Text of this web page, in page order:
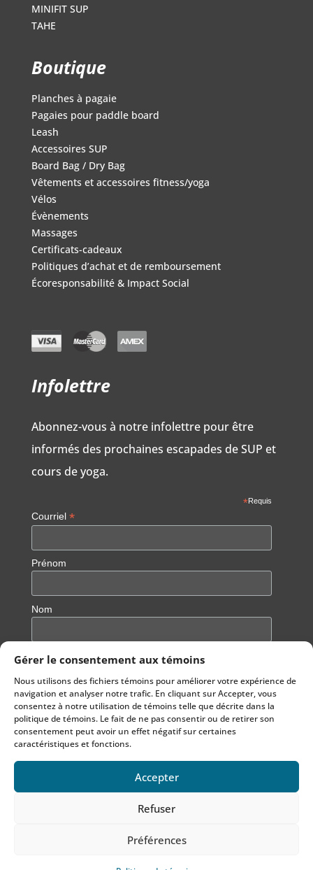
Gérer le consentement aux témoins
Nous utilisons des fichiers témoins pour améliorer votre expérience de
navigation et analyser notre trafic. En cliquant sur Accepter, vous
consentez à notre utilisation de témoins telle que décrite dans la
politique de témoins. Le fait de ne pas consentir ou de retirer son
consentement peut avoir un effet négatif sur certaines
caractéristiques et fonctions.
Accepter
Refuser
Préférences
MINIFIT SUP
TAHE
Boutique
Planches à pagaie
Pagaies pour paddle board
Leash
Accessoires SUP
Board Bag / Dry Bag
Vêtements et accessoires fitness/yoga
Vélos
Évènements
Massages
Certificats-cadeaux
Politiques d’achat et de remboursement
Écoresponsabilité & Impact Social
Infolettre
Abonnez-vous à notre infolettre pour être
informés des prochaines escapades de SUP et
cours de yoga.
*Requis
Courriel *
Prénom
Nom
Notre site est hébergé sur un hébergement écoresponsable